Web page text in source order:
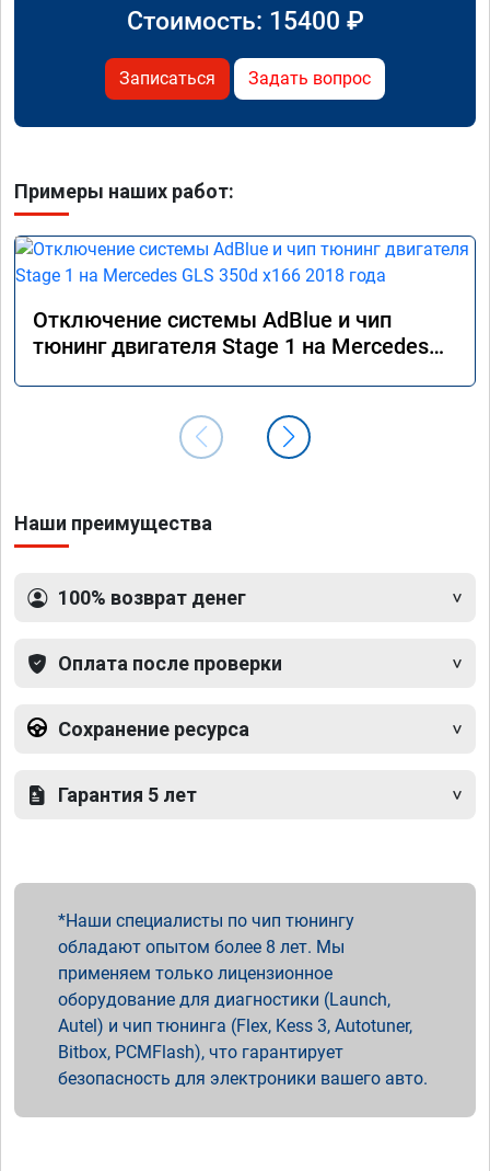
Стоимость: 15400 ₽
Записаться Задать вопрос
Примеры наших работ:
Отключение системы AdBlue и чип
тюнинг двигателя Stage 1 на Mercedes
Наши преимущества
100% возврат денег
Оплата после проверки
Сохранение ресурса
Гарантия 5 лет
Наши специалисты по чип тюнингу
обладают опытом более 8 лет. Мы
применяем только лицензионное
оборудование для диагностики (Launch,
Autel) и чип тюнинга (Flex, Kess 3, Autotuner,
Bitbox, PCMFlash), что гарантирует
безопасность для электроники вашего авто.